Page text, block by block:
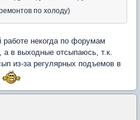
по холоду)
некогда по форумам
а в выходные отсыпаюсь, т.к.
из-за регулярных подъемов в